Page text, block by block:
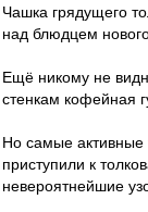
Чашка грядущего
над блюдцем
Ещё никому не
стенкам кофейная
Но самые
приступили к
невероятнейшие